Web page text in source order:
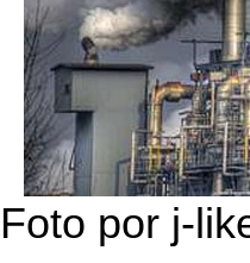
Foto por j-